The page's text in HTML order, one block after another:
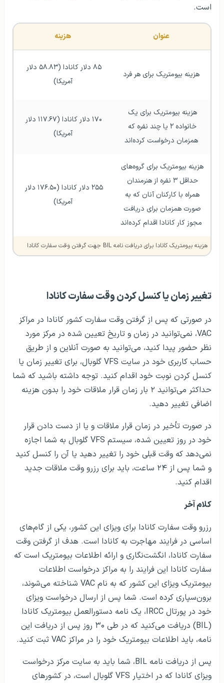
است.
عنوان هزینه
هزینه بیومتریک برای هر فرد
آمریکا)
همزمان درخواست کرده‌اند
آمریکا)
مجوز کار کانادا اقدام کرده‌اند
آمریکا)
هزینه بیومتریک کانادا برای دریافت نامه BIL جهت گرفتن وقت سفارت کانادا
تغییر زمان یا کنسل کردن وقت سفارت کانادا
در صورتی که پس از گرفتن وقت سفارت کشور کانادا در مراکز
VAC، نمی‌توانید در زمان و تاریخ تعیین شده در مرکز مورد
نظر حضور پیدا کنید، می‌توانید به صورت آنلاین و از طریق
حساب کاربری خود در سایت VFS گلوبال، برای تغییر زمان یا
کنسل کردن نوبت خود اقدام کنید. توجه داشته باشید که شما
حداکثر می‌توانید ۲ بار زمان قرار ملاقات خود را بدون هزینه
اضافی تغییر دهید.
در صورت تأخیر در زمان قرار ملاقات و یا از دست دادن قرار
خود در روز تعیین شده، سیستم VFS گلوبال به شما اجازه
نمی‌دهد که وقت قبلی خود را تغییر دهید یا آن را کنسل کنید
و شما پس از ۲۴ ساعت، باید برای رزرو وقت ملاقات جدید
اقدام کنید.
کلام آخر
رزرو وقت سفارت کانادا برای ویزای این کشور، یکی از گام‎‌های
اساسی در فرایند مهاجرت به کانادا است. هدف از گرفتن وقت
سفارت کانادا، انگشت‌نگاری و ارائه اطلاعات بیومتریک است که
سفارت کانادا این فرایند را به مراکز درخواست اطلاعات
بیومتریک ویزای این کشور که به نام VAC شناخته می‌شوند،
برون‌سپاری کرده است. شما پس از ارسال درخواست ویزای
خود در پورتال IRCC، یک نامه دستورالعمل بیومتریک کانادا
(BIL) دریافت می‌کنید که در طی ۳۰ روز پس از دریافت این
نامه، باید اطلاعات بیومتریک خود را در مراکز VAC ثبت کنید.
پس از دریافت نامه BIL، شما باید به سایت مرکز درخواست
ویزای کانادا که در اختیار VFS گلوبال است، در کشورهای